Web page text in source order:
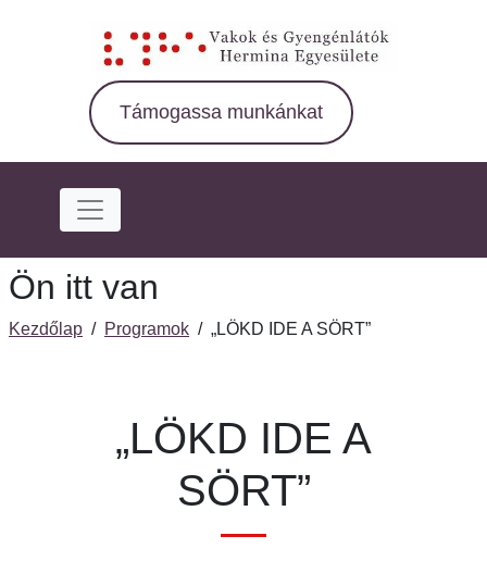
Támogassa munkánkat
Ön itt van
Kezdőlap / Programok /„LÖKD IDE A SÖRT”
„LÖKD IDE A
SÖRT”